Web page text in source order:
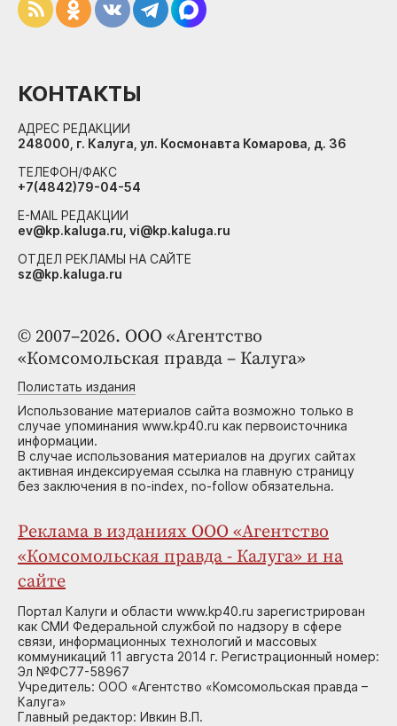
© 2007–2026. ООО «Агентство
«Комсомольская правда – Калуга»
Полистать издания
Использование материалов сайта возможно только в
случае упоминания www.kp40.ru как первоисточника
информации.
В случае использования материалов на других сайтах
активная индексируемая ссылка на главную страницу
без заключения в no-index, no-follow обязательна.
Реклама в изданиях ООО «Агентство
«Комсомольская правда - Калуга» и на
сайте
Портал Калуги и области www.kp40.ru зарегистрирован
как СМИ Федеральной службой по надзору в сфере
связи, информационных технологий и массовых
коммуникаций 11 августа 2014 г. Регистрационный номер:
Эл №ФС77-58967
Учредитель: ООО «Агентство «Комсомольская правда –
Калуга»
Главный редактор: Ивкин В.П.
КОНТАКТЫ
АДРЕС РЕДАКЦИИ
248000, г. Калуга, ул. Космонавта Комарова, д. 36
ТЕЛЕФОН/ФАКС
+7(4842)79-04-54
E-MAIL РЕДАКЦИИ
ev@kp.kaluga.ru, vi@kp.kaluga.ru
ОТДЕЛ РЕКЛАМЫ НА САЙТЕ
sz@kp.kaluga.ru